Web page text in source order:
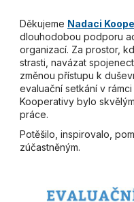
Děkujeme Nadaci
dlouhodobou podporu
organizací. Za prostor,
strasti, navázat
změnou přístupu k
evaluační setkání v
Kooperativy bylo
práce.
Potěšilo, inspirovalo,
zúčastněným.